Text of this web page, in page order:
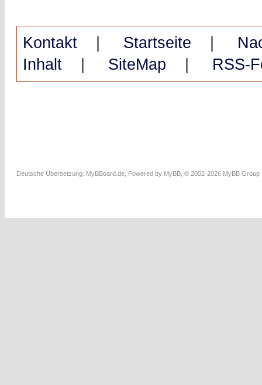
Kontakt Startseite
Inhalt
SiteMap RSS-
Deutsche Übersetzung: MyBBoard.de , Powered by MyBB , © 2002-2026 MyBB Group